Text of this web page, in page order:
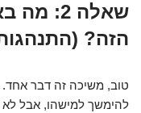
שאלה
הזה?
טוב, משיכה זה דבר
להימשך למישהו, אבל